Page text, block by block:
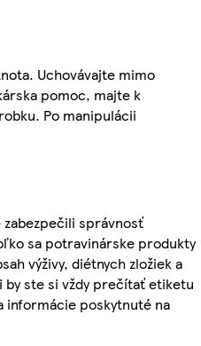
Uchovávajte mimo
pomoc, majte k
Po manipulácii
správnosť
sa potravinárske produkty
výživy, diétnych zložiek a
by ste si vždy prečítať etiketu
informácie poskytnuté na